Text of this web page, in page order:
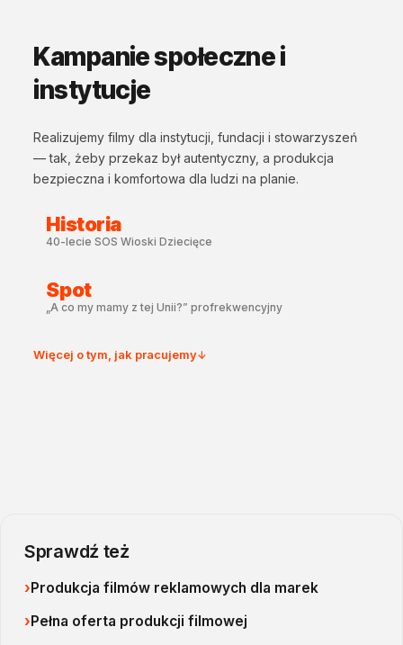
Kampanie społeczne i
instytucje
Realizujemy filmy dla instytucji, fundacji i stowarzyszeń
— tak, żeby przekaz był autentyczny, a produkcja
bezpieczna i komfortowa dla ludzi na planie.
Historia
40-lecie SOS Wioski Dziecięce
Spot
„A co my mamy z tej Unii?” profrekwencyjny
Więcej o tym, jak pracujemy↓
Sprawdź też
Produkcja filmów reklamowych dla marek
Pełna oferta produkcji filmowej